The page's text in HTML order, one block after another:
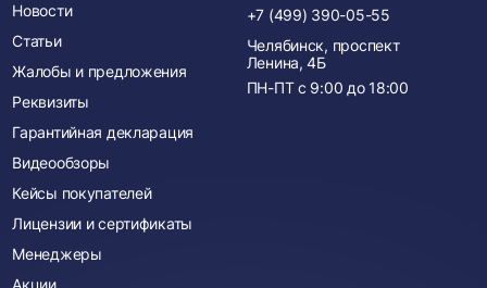
Новости
Статьи
Жалобы и предложения
Реквизиты
Гарантийная декларация
Видеообзоры
Кейсы покупателей
Лицензии и сертификаты
Менеджеры
Акции
+7 (499) 390-05-55
Челябинск, проспект
Ленина, 4Б
ПН-ПТ с 9:00 до 18:00